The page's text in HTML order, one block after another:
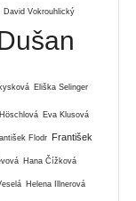
David Vokrouhlický
Eliška Selinger
Eva Klusová
Flodr František
Hana Čížková
Helena Illnerová